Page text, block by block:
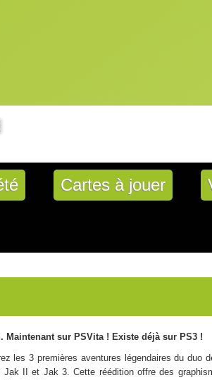
Cartes à jouer
Maintenant sur PSVita ! Existe déjà sur PS3 !
les 3 premières aventures légendaires du duo
II et Jak 3. Cette réédition offre des